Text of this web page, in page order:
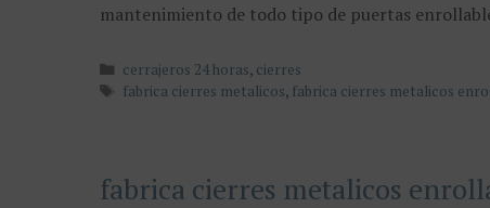
mantenimiento de todo tipo de puertas
Categorías
cerrajeros 24 horas, cierres
Etiquetas
fabrica cierres metalicos, fabrica cierres metalicos
fabrica cierres metalicos